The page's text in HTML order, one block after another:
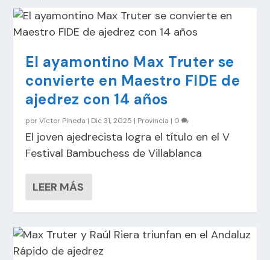
El ayamontino Max Truter se
convierte en Maestro FIDE de
ajedrez con 14 años
porVíctor Pineda | Dic 31, 2025 | Provincia | 0
El joven ajedrecista logra el título en el V
Festival Bambuchess de Villablanca
LEER MÁS